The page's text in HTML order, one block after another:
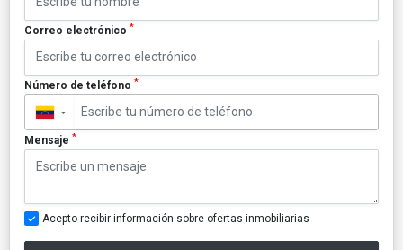
Correo electrónico *
Número de teléfono *
▼
Mensaje *
Acepto recibir información sobre ofertas inmobiliarias